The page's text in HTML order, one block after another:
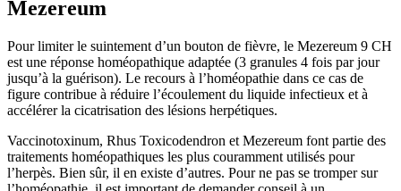
Mezereum
Pour limiter le suintement d’un bouton de fièvre, le Mezereum 9 CH
est une réponse homéopathique adaptée (3 granules 4 fois par jour
jusqu’à la guérison). Le recours à l’homéopathie dans ce cas de
figure contribue à réduire l’écoulement du liquide infectieux et à
accélérer la cicatrisation des lésions herpétiques.
Vaccinotoxinum, Rhus Toxicodendron et Mezereum font partie des
traitements homéopathiques les plus couramment utilisés pour
l’herpès. Bien sûr, il en existe d’autres. Pour ne pas se tromper sur